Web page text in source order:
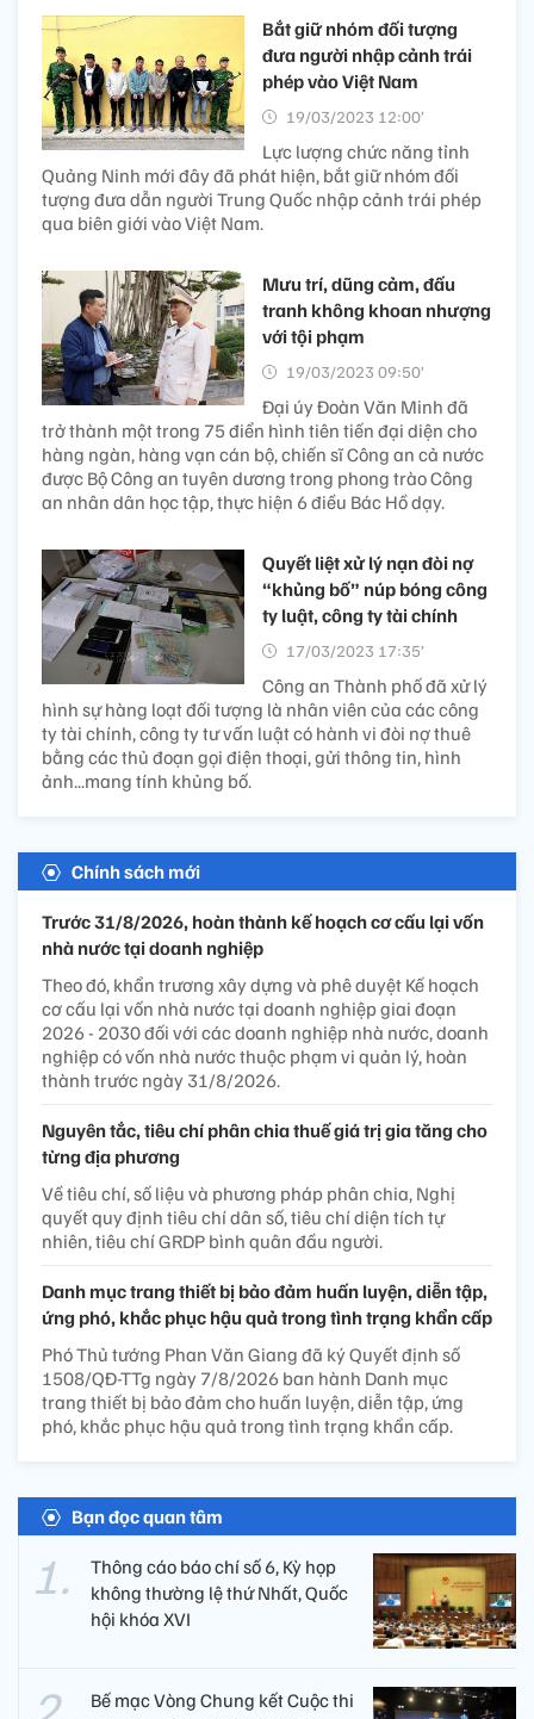
Bắt giữ nhóm đối tượng
đưa người nhập cảnh trái
phép vào Việt Nam
19/03/2023 12:00’
Lực lượng chức năng tỉnh
Quảng Ninh mới đây đã phát hiện, bắt giữ nhóm đối
tượng đưa dẫn người Trung Quốc nhập cảnh trái phép
qua biên giới vào Việt Nam.
Mưu trí, dũng cảm, đấu
tranh không khoan nhượng
với tội phạm
19/03/2023 09:50’
Đại úy Đoàn Văn Minh đã
trở thành một trong 75 điển hình tiên tiến đại diện cho
hàng ngàn, hàng vạn cán bộ, chiến sĩ Công an cả nước
được Bộ Công an tuyên dương trong phong trào Công
an nhân dân học tập, thực hiện 6 điều Bác Hồ dạy.
Quyết liệt xử lý nạn đòi nợ
“khủng bố” núp bóng công
ty luật, công ty tài chính
17/03/2023 17:35’
Công an Thành phố đã xử lý
hình sự hàng loạt đối tượng là nhân viên của các công
ty tài chính, công ty tư vấn luật có hành vi đòi nợ thuê
bằng các thủ đoạn gọi điện thoại, gửi thông tin, hình
ảnh...mang tính khủng bố.
Chính sách mới
Trước 31/8/2026, hoàn thành kế hoạch cơ cấu lại vốn
nhà nước tại doanh nghiệp
Theo đó, khẩn trương xây dựng và phê duyệt Kế hoạch
cơ cấu lại vốn nhà nước tại doanh nghiệp giai đoạn
2026 - 2030 đối với các doanh nghiệp nhà nước, doanh
nghiệp có vốn nhà nước thuộc phạm vi quản lý, hoàn
thành trước ngày 31/8/2026.
Nguyên tắc, tiêu chí phân chia thuế giá trị gia tăng cho
từng địa phương
Về tiêu chí, số liệu và phương pháp phân chia, Nghị
quyết quy định tiêu chí dân số, tiêu chí diện tích tự
nhiên, tiêu chí GRDP bình quân đầu người.
Danh mục trang thiết bị bảo đảm huấn luyện, diễn tập,
ứng phó, khắc phục hậu quả trong tình trạng khẩn cấp
Phó Thủ tướng Phan Văn Giang đã ký Quyết định số
1508/QĐ-TTg ngày 7/8/2026 ban hành Danh mục
trang thiết bị bảo đảm cho huấn luyện, diễn tập, ứng
phó, khắc phục hậu quả trong tình trạng khẩn cấp.
Bạn đọc quan tâm
Thông cáo báo chí số 6, Kỳ họp
không thường lệ thứ Nhất, Quốc
hội khóa XVI
Bế mạc Vòng Chung kết Cuộc thi